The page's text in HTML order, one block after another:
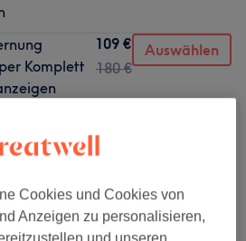
Komplett
109 €
180 €
Auswählen
anzeigen...
Cookies und Cookies von
Anzeigen zu personalisieren,